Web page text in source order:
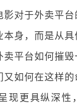
影对于外卖平台
本身，而是从具
卖平台如何摧毁
又如何在这样的
现更具纵深性